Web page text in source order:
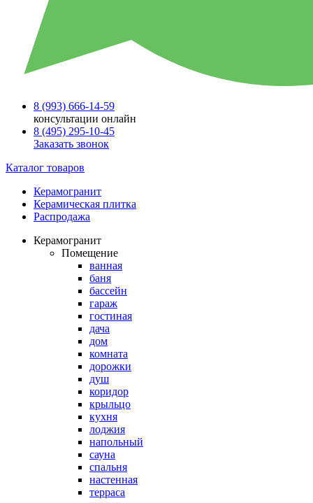
8 (993) 666-14-59
консультации онлайн
8 (495) 295-10-45
Заказать звонок
Каталог товаров
Керамогранит
Керамическая плитка
Распродажа
Керамогранит
Помещение
ванная
баня
бассейн
гараж
гостиная
дача
дом
комната
дорожки
душ
коридор
крыльцо
кухня
лоджия
напольный
сауна
спальня
настенная
терраса